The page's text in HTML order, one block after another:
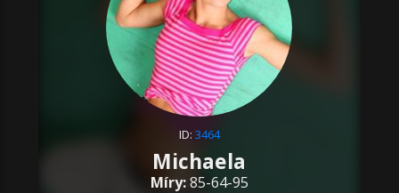
ID: 3464
Michaela
Míry:85-64-95